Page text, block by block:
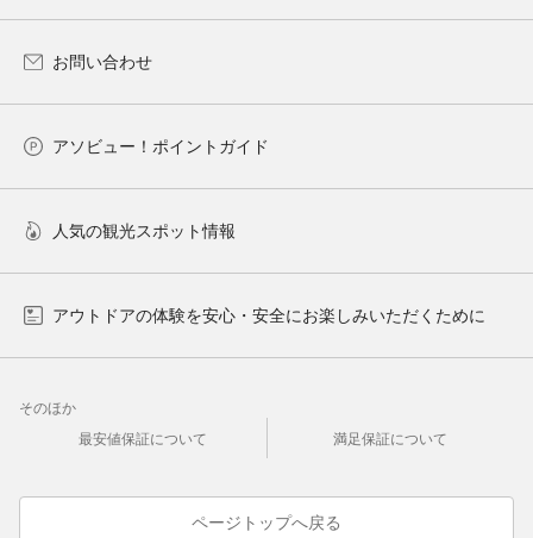
お問い合わせ
アソビュー！ポイントガイド
人気の観光スポット情報
アウトドアの体験を安心・安全にお楽しみいただくために
そのほか
最安値保証について
満足保証について
ページトップへ戻る